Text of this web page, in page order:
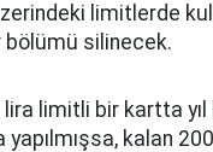
limitlerde
bölümü silinecek.
lira limitli bir kartta
kalan